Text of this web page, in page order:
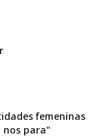
femeninas
nos para"